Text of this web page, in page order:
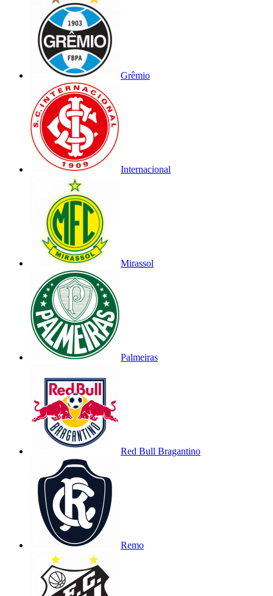
Grêmio
Internacional
Mirassol
Palmeiras
Red Bull Bragantino
Remo